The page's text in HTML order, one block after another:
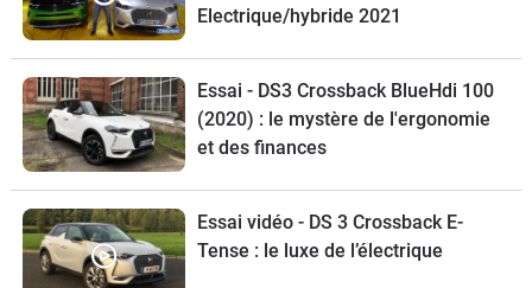
Electrique/hybride 2021
Essai - DS3 Crossback BlueHdi 100
(2020) : le mystère de l'ergonomie
et des finances
Essai vidéo - DS 3 Crossback E-
Tense : le luxe de l’électrique